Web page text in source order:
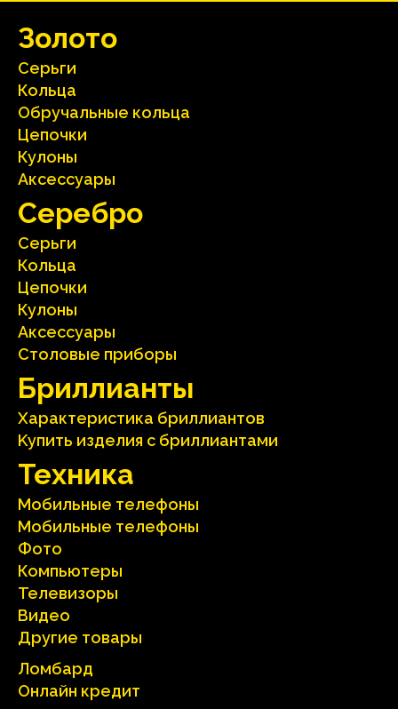
Зoлoтo
Серьги
Кольца
Oбручальные кольца
Цепочки
Кулоны
Аксесcуары
Серебрo
Серьги
Кольца
Цепочки
Кулоны
Аксесcуары
Столовые приборы
Бриллианты
Характеристика бриллиантoв
Kупить изделия c бриллиантами
Техника
Мобильные телефоны
Мобильные телефоны
Фото
Компьютеры
Телевизоры
Видео
Другие товары
Ломбард
Онлайн кредит